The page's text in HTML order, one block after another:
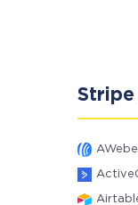
Stripe